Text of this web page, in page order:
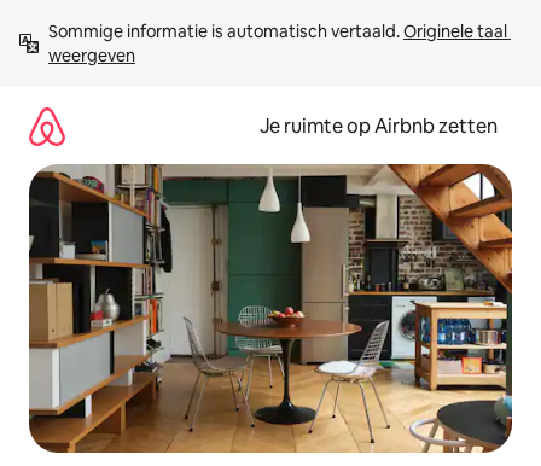
direct
naar
Sommige informatie is automatisch vertaald. Originele taal
weergeven
Je ruimte op Airbnb zetten